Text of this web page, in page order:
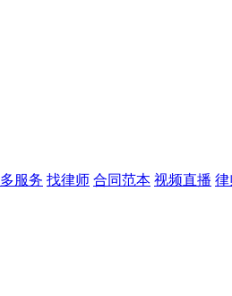
服务 找律师 合同范本 视频直播 律